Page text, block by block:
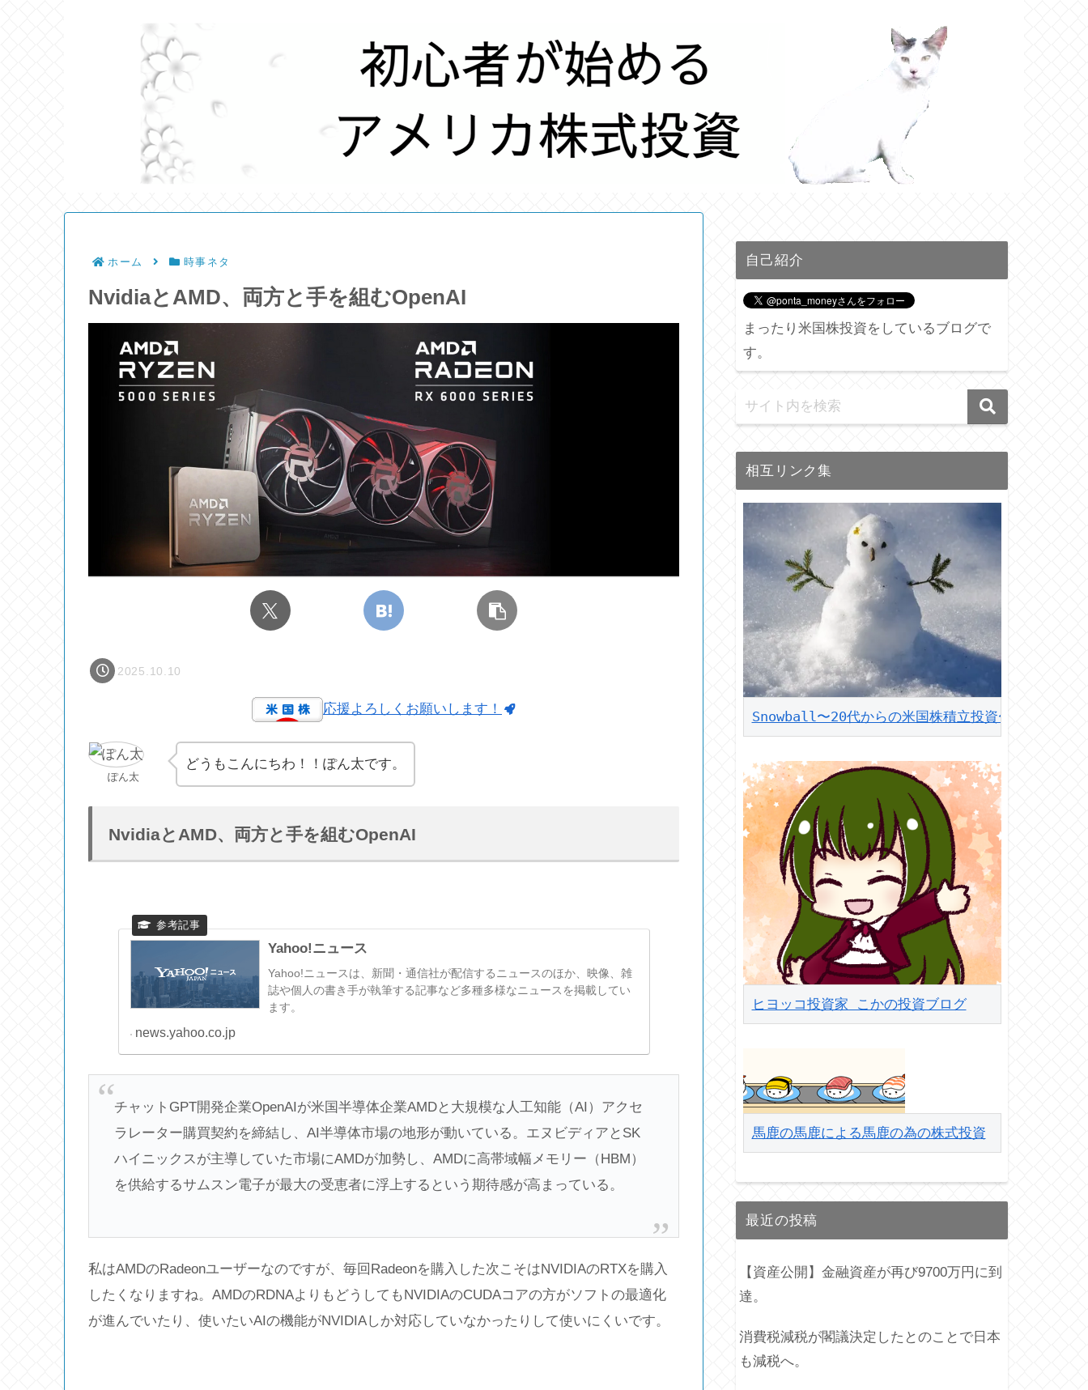
ホーム 時事ネタ
NvidiaとAMD、両方と手を組むOpenAI
2025.10.10
応援よろしくお願いします！
ぽん太
どうもこんにちわ！！ぽん太です。
NvidiaとAMD、両方と手を組むOpenAI
Yahoo!ニュース
Yahoo!ニュースは、新聞・通信社が配信するニュースのほか、映像、雑
誌や個人の書き手が執筆する記事など多種多様なニュースを掲載してい
ます。
news.yahoo.co.jp
チャットGPT開発企業OpenAIが米国半導体企業AMDと大規模な人工知能（AI）アクセ
ラレーター購買契約を締結し、AI半導体市場の地形が動いている。エヌビディアとSK
ハイニックスが主導していた市場にAMDが加勢し、AMDに高帯域幅メモリー（HBM）
を供給するサムスン電子が最大の受恵者に浮上するという期待感が高まっている。
私はAMDのRadeonユーザーなのですが、毎回Radeonを購入した次こそはNVIDIAのRTXを購入
したくなりますね。AMDのRDNAよりもどうしてもNVIDIAのCUDAコアの方がソフトの最適化
が進んでいたり、使いたいAIの機能がNVIDIAしか対応していなかったりして使いにくいです。
自己紹介
まったり米国株投資をしているブログで
す。
相互リンク集
Snowball〜20代からの米国株積立投資〜
ヒヨッコ投資家 こかの投資ブログ
馬鹿の馬鹿による馬鹿の為の株式投資
最近の投稿
【資産公開】金融資産が再び9700万円に到
達。
消費税減税が閣議決定したとのことで日本
も減税へ。